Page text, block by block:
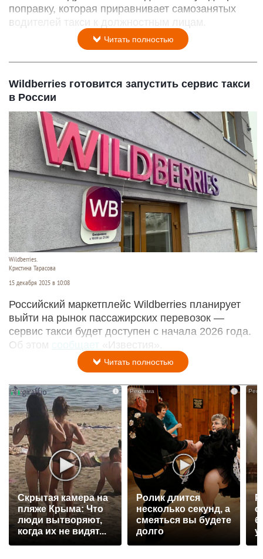
поправку, которая приравнивает самозанятых
водителей такси к должностным лицам.
Читать полностью
Wildberries готовится запустить сервис такси
в России
Wildberries.
Кристина Тарасова
15 декабря 2025 в 10:08
Российский маркетплейс Wildberries планирует
выйти на рынок пассажирских перевозок —
сервис такси будет доступен с начала 2026 года.
Об этом
сообщает «Известия».
Читать полностью
i
Скрытая камера на
пляже Крыма: Что
люди вытворяют,
когда их не видят...
Ролик длится
несколько секунд, а
смеяться вы будете
долго